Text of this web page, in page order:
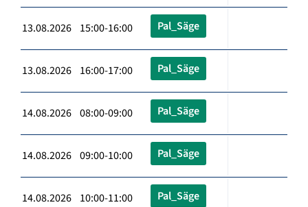
13.08.2026 15:00-16:00 Pal_Säge
13.08.2026 16:00-17:00 Pal_Säge
14.08.2026 08:00-09:00 Pal_Säge
14.08.2026 09:00-10:00 Pal_Säge
14.08.2026 10:00-11:00 Pal_Säge